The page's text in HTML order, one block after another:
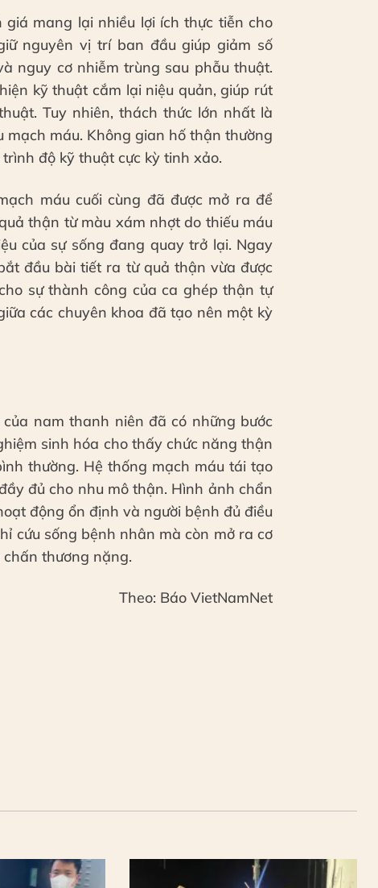
mang lại nhiều lợi ích thực tiễn cho
nguyên vị trí ban đầu giúp giảm số
nguy cơ nhiễm trùng sau phẫu thuật.
kỹ thuật cắm lại niệu quản, giúp rút
Tuy nhiên, thách thức lớn nhất là
máu. Không gian hố thận thường
độ kỹ thuật cực kỳ tinh xảo.
máu cuối cùng đã được mở ra để
thận từ màu xám nhợt do thiếu máu
của sự sống đang quay trở lại. Ngay
đầu bài tiết ra từ quả thận vừa được
sự thành công của ca ghép thận tự
các chuyên khoa đã tạo nên một kỳ
nam thanh niên đã có những bước
sinh hóa cho thấy chức năng thận
thường. Hệ thống mạch máu tái tạo
đủ cho nhu mô thận. Hình ảnh chẩn
động ổn định và người bệnh đủ điều
cứu sống bệnh nhân mà còn mở ra cơ
thương nặng.
Theo: Báo VietNamNet